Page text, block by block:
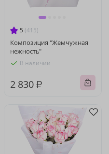
5 (415)
Композиция "Жемчужная
нежность"
В наличии
2 830 ₽